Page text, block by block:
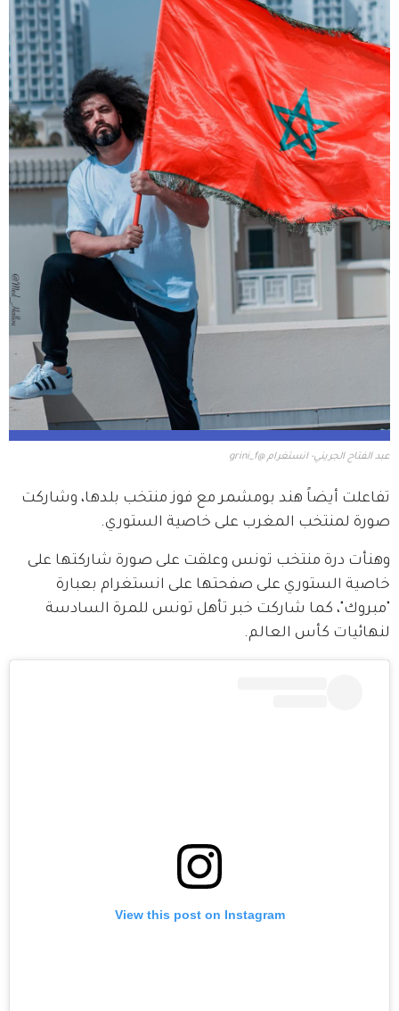
عبد الفتاح الجريني- انستغرام @grini_f
تفاعلت أيضاً هند بومشمر مع فوز منتخب بلدها، وشاركت
صورة لمنتخب المغرب على خاصية الستوري.
وهنأت درة منتخب تونس وعلقت على صورة شاركتها على
خاصية الستوري على صفحتها على انستغرام بعبارة
"مبروك"، كما شاركت خبر تأهل تونس للمرة السادسة
لنهائيات كأس العالم.
View this post on Instagram